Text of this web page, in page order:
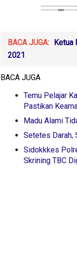
BACA JUGA: Ketua
2021
BACA JUGA
Temu Pelajar
Pastikan
Madu Alami
Setetes Darah,
Sidokkkes
Skrining TBC